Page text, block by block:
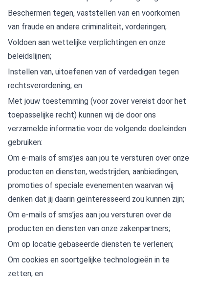
Beschermen tegen, vaststellen van en voorkomen
van fraude en andere criminaliteit, vorderingen;
Voldoen aan wettelijke verplichtingen en onze
beleidslijnen;
Instellen van, uitoefenen van of verdedigen tegen
rechtsverordening; en
Met jouw toestemming (voor zover vereist door het
toepasselijke recht) kunnen wij de door ons
verzamelde informatie voor de volgende doeleinden
gebruiken:
Om e-mails of sms’jes aan jou te versturen over onze
producten en diensten, wedstrijden, aanbiedingen,
promoties of speciale evenementen waarvan wij
denken dat jij daarin geïnteresseerd zou kunnen zijn;
Om e-mails of sms’jes aan jou versturen over de
producten en diensten van onze zakenpartners;
Om op locatie gebaseerde diensten te verlenen;
Om cookies en soortgelijke technologieën in te
zetten; en